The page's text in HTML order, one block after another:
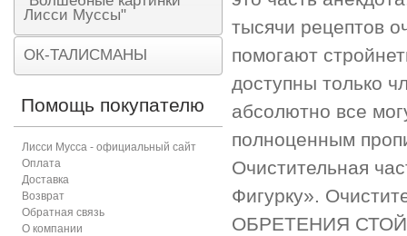
тысячи рецептов
помогают
доступны только
абсолютно все
полноценным
Очистительная
Фигурку».
ОБРЕТЕНИЯ
Лисси Муссы"
ОК-ТАЛИСМАНЫ
Помощь покупателю
Лисси Мусса - официальный сайт
Оплата
Доставка
Возврат
Обратная связь
О компании